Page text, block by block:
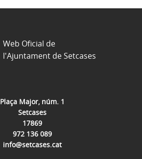
Plaça Major, núm. 1
Setcases
17869
972 136 089
info@setcases.cat
Web Oficial de
l'Ajuntament de Setcases